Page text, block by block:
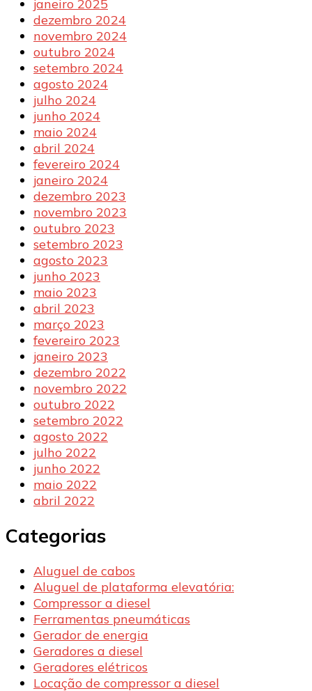
janeiro 2025
dezembro 2024
novembro 2024
outubro 2024
setembro 2024
agosto 2024
julho 2024
junho 2024
maio 2024
abril 2024
fevereiro 2024
janeiro 2024
dezembro 2023
novembro 2023
outubro 2023
setembro 2023
agosto 2023
junho 2023
maio 2023
abril 2023
março 2023
fevereiro 2023
janeiro 2023
dezembro 2022
novembro 2022
outubro 2022
setembro 2022
agosto 2022
julho 2022
junho 2022
maio 2022
abril 2022
Categorias
Aluguel de cabos
Aluguel de plataforma elevatória:
Compressor a diesel
Ferramentas pneumáticas
Gerador de energia
Geradores a diesel
Geradores elétricos
Locação de compressor a diesel